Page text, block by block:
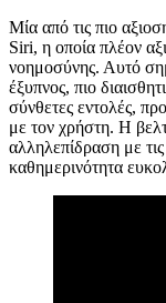
Μία από τις πιο
Siri, η οποία πλέον
νοημοσύνης. Αυτό
έξυπνος, πιο
σύνθετες εντολές,
με τον χρήστη. Η
αλληλεπίδραση με
καθημερινότητα